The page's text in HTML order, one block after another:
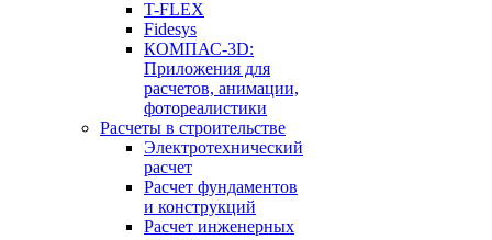
T-FLEX
Fidesys
КОМПАС-3D:
Приложения для
расчетов, анимации,
фотореалистики
Расчеты в строительстве
Электротехнический
расчет
Расчет фундаментов
и конструкций
Расчет инженерных